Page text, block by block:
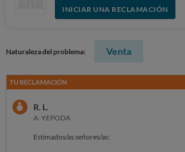
INICIAR UNA RECLAMACIÓN
Naturaleza del problema: Venta
TU RECLAMACIÓN
R. L.
A: YEPODA
Estimados/as señores/as: